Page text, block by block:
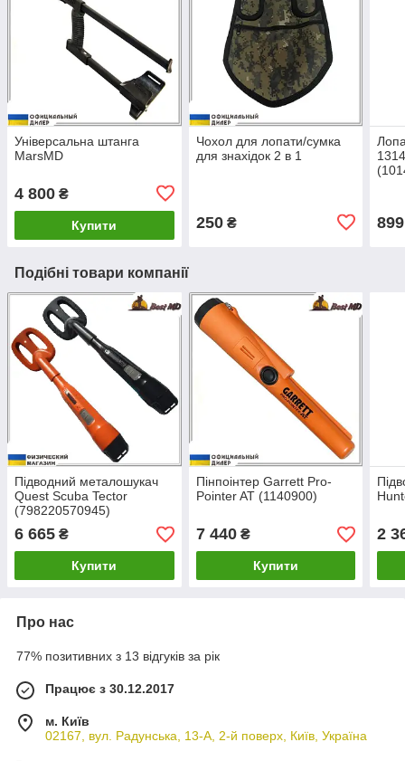
Універсальна штанга
MarsMD
4 800 ₴
Купити
Чохол для лопати/сумка
для знахідок 2 в 1
250₴ 899
Подібні товари компанії
Підводний металошукач
Quest Scuba Tector
(798220570945)
6 665 ₴
Купити
Пінпоінтер Garrett Pro-
Pointer AT (1140900)
7 440₴
Купити
2
Про нас
77% позитивних з 13 відгуків за рік
Працює з 30.12.2017
м. Київ
02167, вул. Радунська, 13-А, 2-й поверх, Київ, Україна